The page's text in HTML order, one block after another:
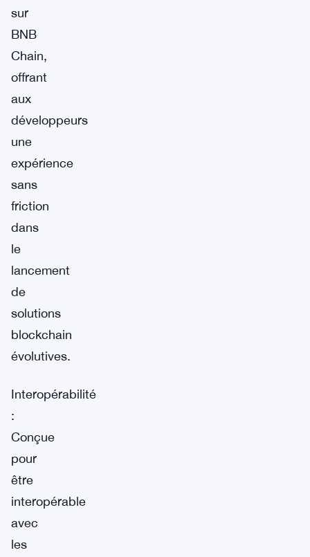
sur
BNB
Chain,
offrant
aux
développeurs
une
expérience
sans
friction
dans
le
lancement
de
solutions
blockchain
évolutives.
Interopérabilité
:
Conçue
pour
être
interopérable
avec
les